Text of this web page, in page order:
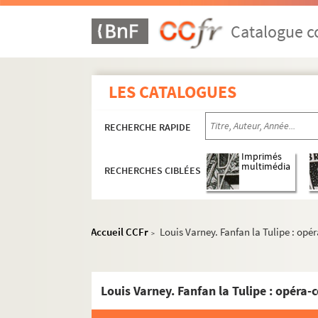
Catalogue
LES CATALOGUES
RECHERCHE RAPIDE
RECHERCHES CIBLÉES
Imprimés
multimédia
Accueil CCFr > Louis Varney. Fanfan la Tulipe :
Salomon, Hector (1838-1906)
Salvayre, Gaston (1847-1916)
Samuel-Rousseau, Marcel (1882-1955)
Schubert, Franz (1797-1828)
Schumann, Robert (1810-1856)
Scotto, Vincent (1876-1952)
Serpette, Gaston (1846-1904)
Silver, Charles (1868-1949)
Simons, Moïse (1889?-1945)